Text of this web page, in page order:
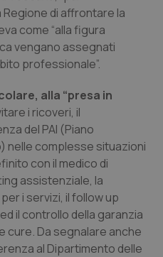
di Bolzano
di Trento
Ulcerosa
di affrontare la
come “alla figura
vengano assegnati
professionale”.
alla “presa in
i ricoveri, il
del PAI (Piano
nelle complesse situazioni
con il medico di
assistenziale, la
i servizi, il follow up
il controllo della garanzia
cure. Da segnalare anche
al Dipartimento delle